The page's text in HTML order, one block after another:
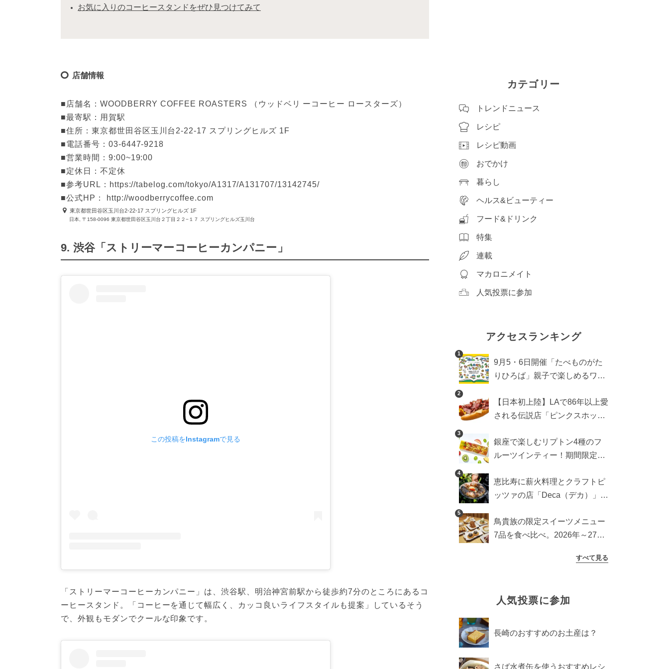
お気に入りのコーヒースタンドをぜひ見つけてみて
店舗情報
■店舗名：WOODBERRY COFFEE ROASTERS （ウッドベリ ーコーヒー ロースターズ）
■最寄駅：用賀駅
■住所：東京都世田谷区玉川台2-22-17 スプリングヒルズ 1F
■電話番号：03-6447-9218
■営業時間：9:00~19:00
■定休日：不定休
■参考URL：https://tabelog.com/tokyo/A1317/A131707/13142745/
■公式HP： http://woodberrycoffee.com
東京都世田谷区玉川台2-22-17 スプリングヒルズ 1F
日本, 〒158-0096 東京都世田谷区玉川台２丁目２２−１７ スプリングヒルズ玉川台
9. 渋谷「ストリーマーコーヒーカンパニー」
この投稿をInstagramで見る
「ストリーマーコーヒーカンパニー」は、渋谷駅、明治神宮前駅から徒歩約7分のところにあるコ
ーヒースタンド。「コーヒーを通じて幅広く、カッコ良いライフスタイルも提案」しているそう
で、外観もモダンでクールな印象です。
カテゴリー
トレンドニュース
レシピ
レシピ動画
おでかけ
暮らし
ヘルス&ビューティー
フード&ドリンク
特集
連載
マカロニメイト
人気投票に参加
アクセスランキング
1
9月5・6日開催「たべものがた
りひろば」親子で楽しめるワー
ーなどをご紹介
2
【日本初上陸】LAで86年以上愛
される伝説店「ピンクスホット
ットドッグブーム到来!?
3
銀座で楽しむリプトン4種のフ
ルーツインティー！期間限定キ
4
恵比寿に薪火料理とクラフトピ
ッツァの店「Deca（デカ）」が
ストラン
5
鳥貴族の限定スイーツメニュー
7品を食べ比べ。2026年～27年
すべて見る
人気投票に参加
長崎のおすすめのお土産は？
さば水煮缶を使うおすすめレシ